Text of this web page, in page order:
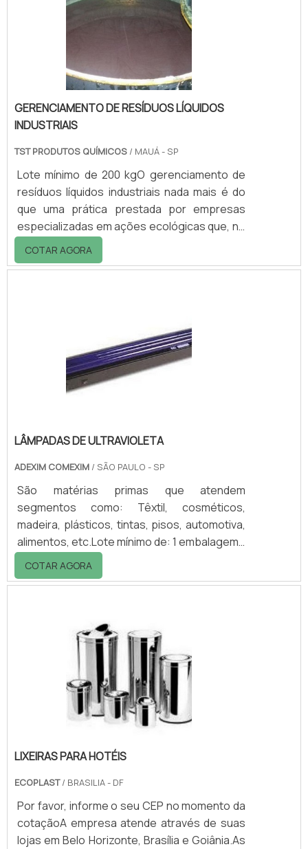
água, propiciando fácil manutenção e
limitando a deterioração causad.
GERENCIAMENTO DE RESÍDUOS LÍQUIDOS
INDUSTRIAIS
TST PRODUTOS QUÍMICOS / MAUÁ - SP
Lote mínimo de 200 kgO gerenciamento de
resíduos líquidos industriais nada mais é do
que uma prática prestada por empresas
especializadas em ações ecológicas que, no
geral, devem cumprir também outros
serviços, como por exemplo: Coleta;
perfil, são os descartes corretos e legais à
natureza que aparecem em primeiro plano.
Ou seja, somente através de uma gestão de
resíduos eficiente e mod.
COTAR AGORA
LÂMPADAS DE ULTRAVIOLETA
ADEXIM COMEXIM / SÃO PAULO - SP
São matérias primas que atendem
segmentos como: Têxtil, cosméticos,
madeira, plásticos, tintas, pisos, automotiva,
alimentos, etc.Lote mínimo de: 1 embalagem -
20kgAs lâmpadas de ultravioleta se
destacam no mercado por possuírem uma
normalmente é utilizada para desinfecção e
oxidação do ar, água e superfícies, além de
realizar a polimerização ultravioleta,
secagem de colas, vernizes, entre outras
finalidades.INF.
COTAR AGORA
LIXEIRAS PARA HOTÉIS
ECOPLAST/ BRASILIA - DF
Por favor, informe o seu CEP no momento da
cotaçãoA empresa atende através de suas
lojas em Belo Horizonte, Brasília e Goiânia.As